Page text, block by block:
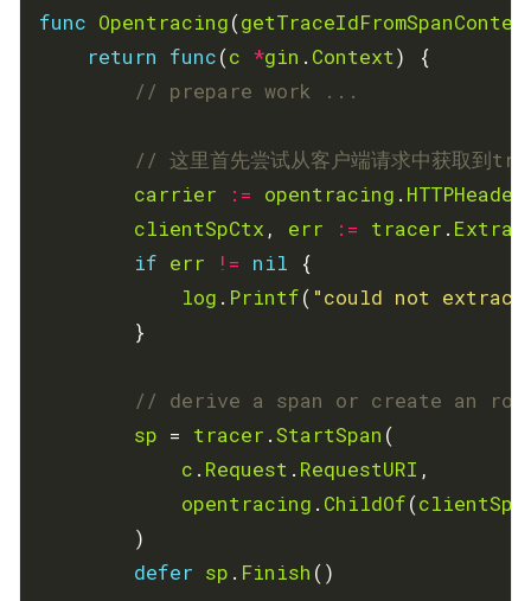
func Opentracing(
return func(c *gin . Context
// prepare work ...
// 这里首先尝试从客户端请求中获取到
carrier
:= opentracing .
clientSpCtx , err := tracer .
if err != nil
log . Printf( "could not
// derive a span or create an
sp = tracer .StartSpan
c . Request . RequestURI
opentracing . ChildOf(
defer sp . Finish